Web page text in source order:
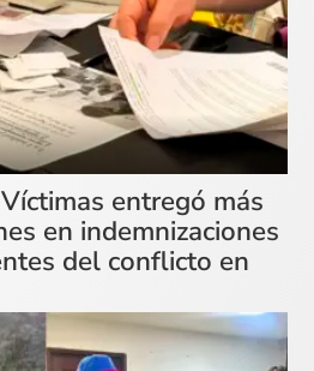
entregó más
en indemnizaciones
del conflicto en